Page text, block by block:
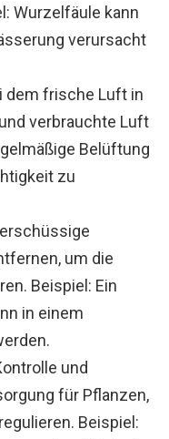
Wurzelfäule kann
verursacht
dem frische Luft in
verbrauchte Luft
Belüftung
zu
um die
Beispiel: Ein
in einem
und
für Pflanzen,
Beispiel: